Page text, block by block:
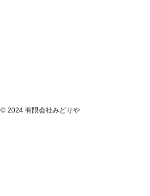
© 2024 有限会社みどりや